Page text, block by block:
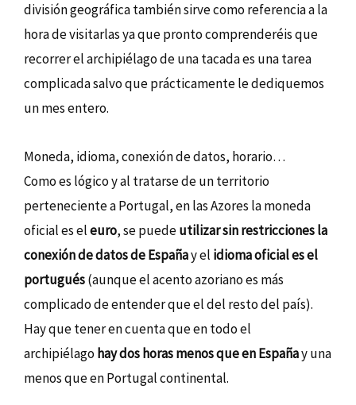
división geográfica también sirve como referencia a la
hora de visitarlas ya que pronto comprenderéis que
recorrer el archipiélago de una tacada es una tarea
complicada salvo que prácticamente le dediquemos
un mes entero.
Moneda, idioma, conexión de datos, horario…
Como es lógico y al tratarse de un territorio
perteneciente a Portugal, en las Azores la moneda
oficial es eleuro, se puedeutilizar sin restricciones la
conexión de datos de Españay el idioma oficial es el
portugués(aunque el acento azoriano es más
complicado de entender que el del resto del país).
Hay que tener en cuenta que en todo el
archipiélago hay dos horas menos que en Españay una
menos que en Portugal continental.